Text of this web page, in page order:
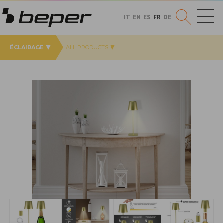
IT EN ES FR DE
ÉCLAIRAGE ALL PRODUCTS